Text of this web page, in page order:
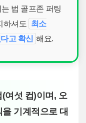
법 골프존 퍼팅
하셔도
최소
고 확신 해요.
여섯 컵)이며, 오
기계적으로 대